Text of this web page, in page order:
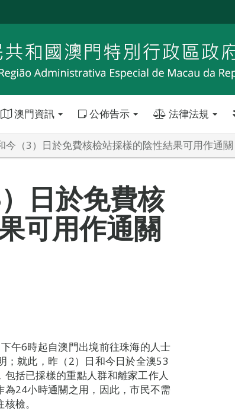
澳門資訊 公佈告示 法律法規
今（3）日於免費核檢站採樣的陰性結果可用作通關
日於免費核
可用作通關
午6時起自澳門出境前往珠海的人士
；就此，昨（2）日和今日於全澳53
括已採樣的重點人群和離家工作人
24小時通關之用，因此，市民不需
檢。